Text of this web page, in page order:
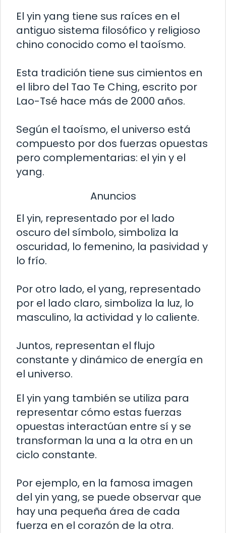
El yin yang tiene sus raíces en el
antiguo sistema filosófico y religioso
chino conocido como el taoísmo.
Esta tradición tiene sus cimientos en
el libro del Tao Te Ching, escrito por
Lao-Tsé hace más de 2000 años.
Según el taoísmo, el universo está
compuesto por dos fuerzas opuestas
pero complementarias: el yin y el
yang.
Anuncios
El yin, representado por el lado
oscuro del símbolo, simboliza la
oscuridad, lo femenino, la pasividad y
lo frío.
Por otro lado, el yang, representado
por el lado claro, simboliza la luz, lo
masculino, la actividad y lo caliente.
Juntos, representan el flujo
constante y dinámico de energía en
el universo.
El yin yang también se utiliza para
representar cómo estas fuerzas
opuestas interactúan entre sí y se
transforman la una a la otra en un
ciclo constante.
Por ejemplo, en la famosa imagen
del yin yang, se puede observar que
hay una pequeña área de cada
fuerza en el corazón de la otra.